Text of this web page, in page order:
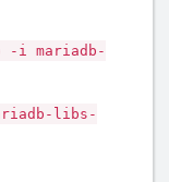
-i mariadb-
libs-